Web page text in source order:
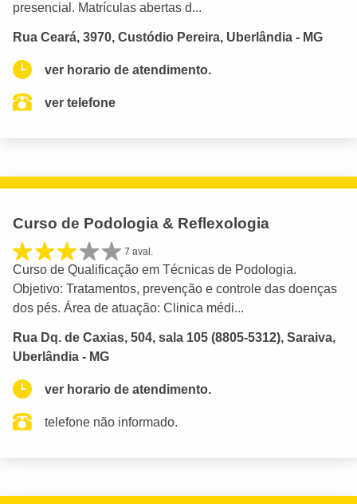
presencial. Matrículas abertas d...
Rua Ceará, 3970, Custódio Pereira, Uberlândia - MG
ver horario de atendimento.
ver telefone
Curso de Podologia & Reflexologia
7 aval.
Curso de Qualificação em Técnicas de Podologia.
Objetivo: Tratamentos, prevenção e controle das doenças
dos pés. Área de atuação: Clinica médi...
Rua Dq. de Caxias, 504, sala 105 (8805-5312), Saraiva,
Uberlândia - MG
ver horario de atendimento.
telefone não informado.